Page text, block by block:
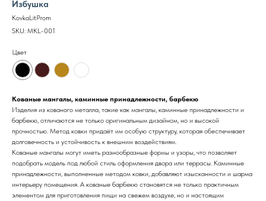
Избушка
KovkaLitProm
SKU: MKL-001
Цвет
Кованые мангалы, каминные принадлежности, барбекю
Изделия из кованого металла, такие как мангалы, каминные принадлежности и
барбекю, отличаются не только оригинальным дизайном, но и высокой
прочностью. Метод ковки придаёт им особую структуру, которая обеспечивает
долговечность и устойчивость к внешним воздействиям.
Кованые мангалы могут иметь разнообразные формы и узоры, что позволяет
подобрать модель под любой стиль оформления двора или террасы. Каминные
принадлежности, выполненные методом ковки, добавляют изысканности и шарма
интерьеру помещения. А кованые барбекю становятся не только практичным
элементом для приготовления пищи на свежем воздухе, но и настоящим